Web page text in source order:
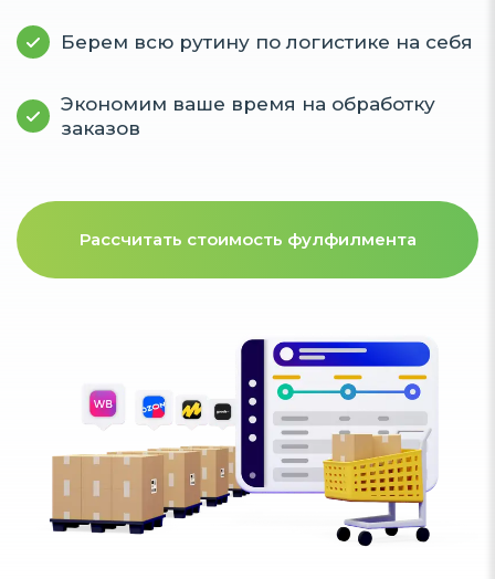
Берем всю рутину по логистике на себя
Экономим ваше время на обработку
заказов
Рассчитать стоимость фулфилмента